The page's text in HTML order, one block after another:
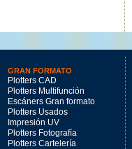
GRAN FORMATO
Plotters CAD
Plotters Multifunción
Escáners Gran formato
Plotters Usados
Impresión UV
Plotters Fotografía
Plotters Cartelería